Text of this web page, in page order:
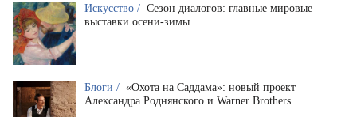
Искусство / Сезон диалогов: главные мировые
выставки осени-зимы
Блоги / «Охота на Саддама»: новый проект
Александра Роднянского и Warner Brothers